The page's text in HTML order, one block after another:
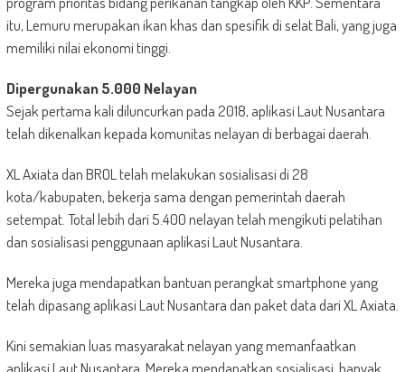
itu, Lemuru merupakan ikan khas dan spesifik di selat Bali, yang juga
memiliki nilai ekonomi tinggi.
Dipergunakan 5.000 Nelayan
Sejak pertama kali diluncurkan pada 2018, aplikasi Laut Nusantara
telah dikenalkan kepada komunitas nelayan di berbagai daerah.
XL Axiata dan BROL telah melakukan sosialisasi di 28
kota/kabupaten, bekerja sama dengan pemerintah daerah
setempat. Total lebih dari 5.400 nelayan telah mengikuti pelatihan
dan sosialisasi penggunaan aplikasi Laut Nusantara.
Mereka juga mendapatkan bantuan perangkat smartphone yang
telah dipasang aplikasi Laut Nusantara dan paket data dari XL Axiata.
Kini semakian luas masyarakat nelayan yang memanfaatkan